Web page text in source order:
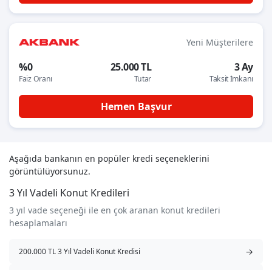
Yeni Müşterilere
%0
Faiz Oranı
25.000 TL
Tutar
3 Ay
Taksit İmkanı
Hemen Başvur
Aşağıda bankanın en popüler kredi seçeneklerini
görüntülüyorsunuz.
3 Yıl Vadeli Konut Kredileri
3 yıl vade seçeneği ile en çok aranan konut kredileri
hesaplamaları
200.000 TL 3 Yıl Vadeli Konut Kredisi →